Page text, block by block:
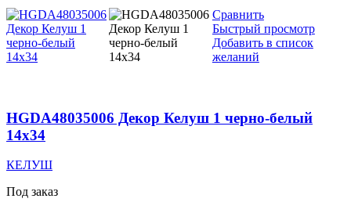
Сравнить
Быстрый просмотр
Добавить в список
желаний
HGDA48035006 Декор Келуш 1 черно-белый
14х34
КЕЛУШ
Под заказ